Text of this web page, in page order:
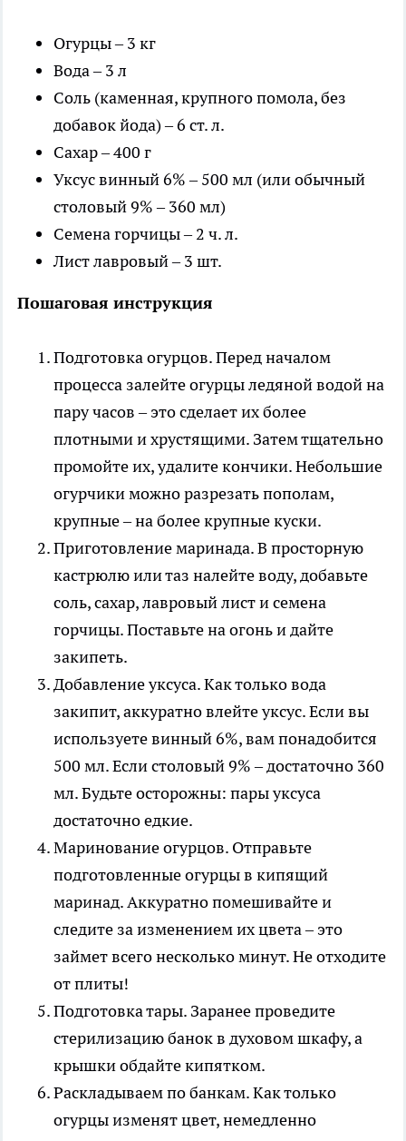
Огурцы – 3 кг
Вода – 3 л
Соль (каменная, крупного помола, без
добавок йода) – 6 ст. л.
Сахар – 400 г
Уксус винный 6% – 500 мл (или обычный
столовый 9% – 360 мл)
Семена горчицы – 2 ч. л.
Лист лавровый – 3 шт.
Пошаговая инструкция
Подготовка огурцов. Перед началом
процесса залейте огурцы ледяной водой на
пару часов – это сделает их более
плотными и хрустящими. Затем тщательно
промойте их, удалите кончики. Небольшие
огурчики можно разрезать пополам,
крупные – на более крупные куски.
Приготовление маринада. В просторную
кастрюлю или таз налейте воду, добавьте
соль, сахар, лавровый лист и семена
горчицы. Поставьте на огонь и дайте
закипеть.
Добавление уксуса. Как только вода
закипит, аккуратно влейте уксус. Если вы
используете винный 6%, вам понадобится
500 мл. Если столовый 9% – достаточно 360
мл. Будьте осторожны: пары уксуса
достаточно едкие.
Маринование огурцов. Отправьте
подготовленные огурцы в кипящий
маринад. Аккуратно помешивайте и
следите за изменением их цвета – это
займет всего несколько минут. Не отходите
от плиты!
Подготовка тары. Заранее проведите
стерилизацию банок в духовом шкафу, а
крышки обдайте кипятком.
Раскладываем по банкам. Как только
огурцы изменят цвет, немедленно